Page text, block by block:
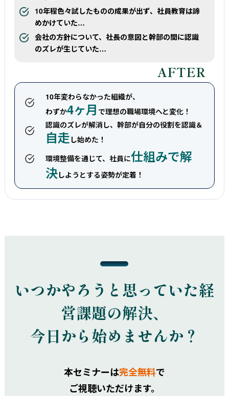
10年程色々試したものの成果が出ず、社員教育は諦
めかけていた…
会社の方針について、社長の意図と幹部の間に認識
のズレが生じていた…
AFTER
10年変わらなかった組織が、
わずか4ヶ月 で理想の職場環境へと変化！
認識のズレが解消し、幹部が自分の役割を認識＆
自走 し始めた！
環境整備を通じて、社員に仕組みで解
決しようとする姿勢が定着！
いつかやろうと思っていた経
営課題の解決、
今日から始めませんか？
本セミナーは完全無料で
ご視聴いただけます。